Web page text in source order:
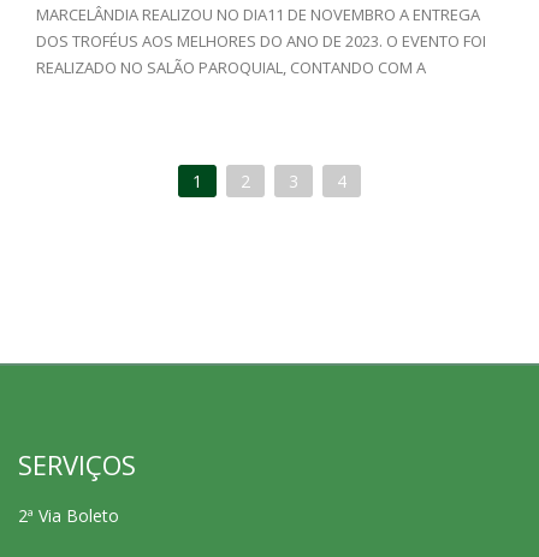
MARCELÂNDIA REALIZOU NO DIA11 DE NOVEMBRO A ENTREGA
DOS TROFÉUS AOS MELHORES DO ANO DE 2023. O EVENTO FOI
REALIZADO NO SALÃO PAROQUIAL, CONTANDO COM A
CONFEDERADOS 163 DE SINOP-MT ANIMANDO, E BAILE COM O
GRUPO TRADIÇÃO APÓS A PREMIAÇÃO.
1 2 3 4
SERVIÇOS
2ª Via Boleto